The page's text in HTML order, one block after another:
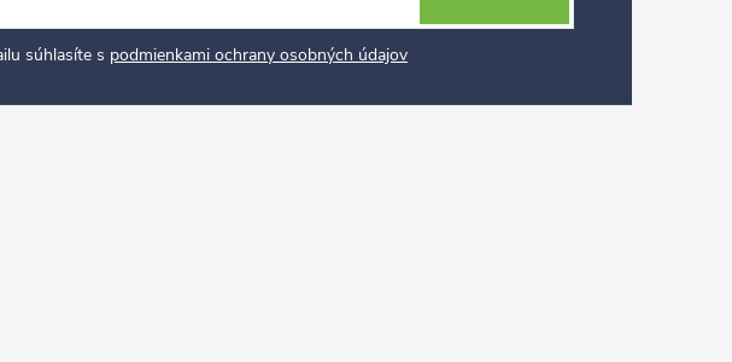
súhlasíte s podmienkami ochrany osobných údajov